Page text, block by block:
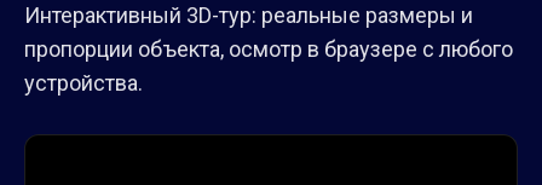
Интерактивный 3D-тур: реальные размеры и
пропорции объекта, осмотр в браузере с любого
устройства.